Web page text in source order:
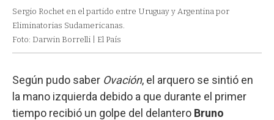
Sergio Rochet en el partido entre Uruguay y Argentina por
Eliminatorias Sudamericanas.
Foto: Darwin Borrelli | El País
Según pudo saber Ovación, el arquero se sintió en
la mano izquierda debido a que durante el primer
tiempo recibió un golpe del delantero Bruno